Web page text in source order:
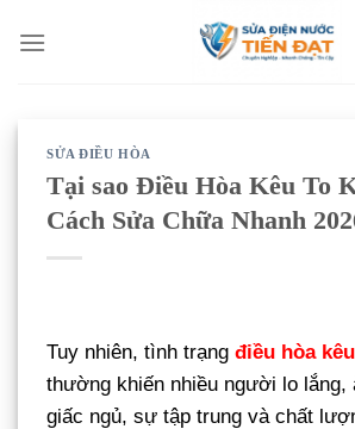
qua
SỬA ĐIỀU HÒA
Tại sao Điều Hòa Kêu To
Cách Sửa Chữa Nhanh
Tuy nhiên, tình trạng điều hòa
thường khiến nhiều người lo lắng,
giấc ngủ, sự tập trung và chất